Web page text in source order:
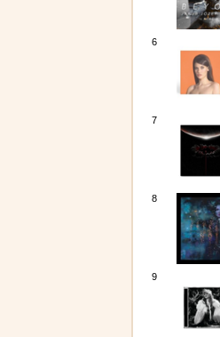
6
7
8
9